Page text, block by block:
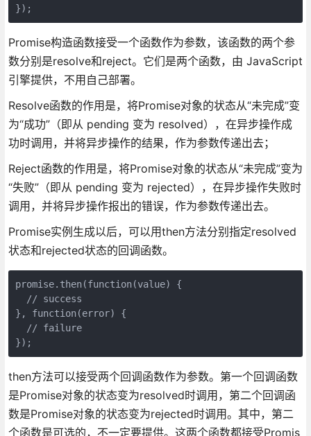
});
Promise构造函数接受一个函数作为参数，该函数的两个参
数分别是resolve和reject。它们是两个函数，由 JavaScript
引擎提供，不用自己部署。
Resolve函数的作用是，将Promise对象的状态从“未完成”变
为“成功”（即从 pending 变为 resolved），在异步操作成
功时调用，并将异步操作的结果，作为参数传递出去；
Reject函数的作用是，将Promise对象的状态从“未完成”变为
“失败”（即从 pending 变为 rejected），在异步操作失败时
调用，并将异步操作报出的错误，作为参数传递出去。
Promise实例生成以后，可以用then方法分别指定resolved
状态和rejected状态的回调函数。
promise.then(function(value) {
  // success
}, function(error) {
  // failure
then方法可以接受两个回调函数作为参数。第一个回调函数
是Promise对象的状态变为resolved时调用，第二个回调函
数是Promise对象的状态变为rejected时调用。其中，第二
个函数是可选的，不一定要提供。这两个函数都接受Promis